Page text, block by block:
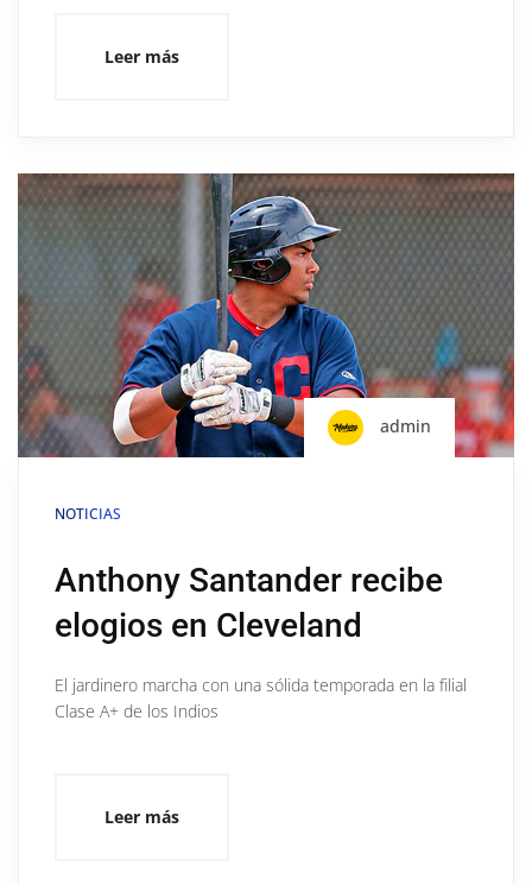
Leer más
admin
NOTICIAS
Anthony Santander recibe
elogios en Cleveland
El jardinero marcha con una sólida temporada en la filial
Clase A+ de los Indios
Leer más